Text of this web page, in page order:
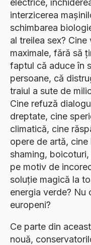
electrice,
interzicerea
schimbarea
al treilea sex?
maximale, fără să
faptul că aduce în
persoane, că
traiul a sute de
Cine refuză
dreptate, cine
climatică, cine
opere de artă,
shaming,
pe motiv de
soluție magică la
energia verde? Nu
europeni?
Ce parte din
nouă,